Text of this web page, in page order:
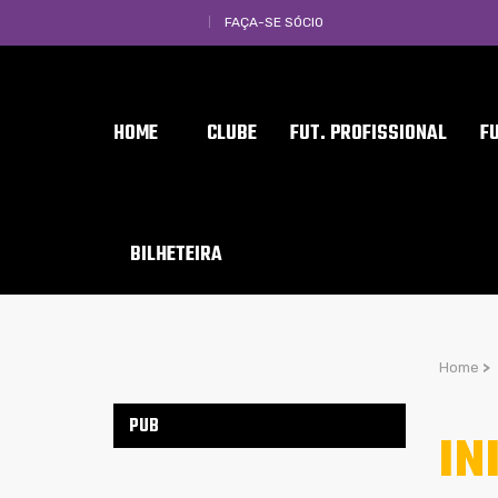
FAÇA-SE SÓCIO
HOME CLUBE FUT. PROFISSIONAL
BILHETEIRA
Home >
PUB